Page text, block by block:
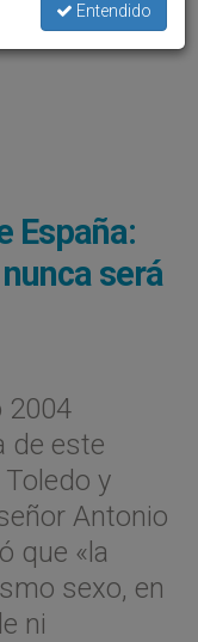
España:
será
2004
de este
y
Antonio
que «la
sexo, en
ni
Entendido